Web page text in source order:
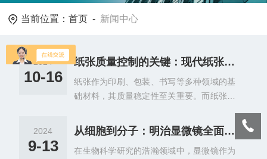
当前位置：首页 - 新闻中心
2024
10-16
纸张质量控制的关键：现代纸张水份计技术及其在行业中的重要性
纸张作为印刷、包装、书写等多种领域的基
础材料，其质量稳定性至关重要。而纸张中
一。因此，现代纸张水份计技术应运而生，
成为纸张质量控制的重要手段。现代纸张水
份计技术基于先进的传感技术和数字化测量
2024
9-13
从细胞到分子：明治显微镜全面升级生物研究工具
在生物科学研究的浩瀚领域中，显微镜作为